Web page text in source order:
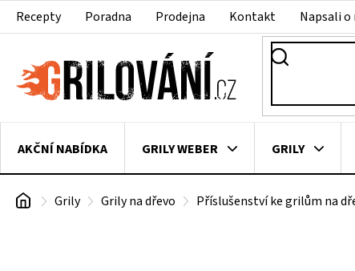
PřejítRecepty Poradna Prodejna Kontakt Napsali o
AKČNÍ NABÍDKA GRILY WEBER GRILY
VAKUOVAČKY LEDNICE NA ZRÁNÍ MASA
DomůGrily Grily na dřevo Příslušenství ke grilům na